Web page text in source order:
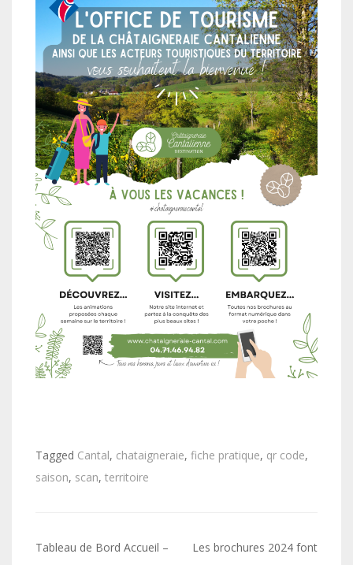
Tagged Cantal, chataigneraie, fiche pratique, qr code,
saison, scan, territoire
Navigation
Tableau de Bord Accueil –
Les brochures 2024 font